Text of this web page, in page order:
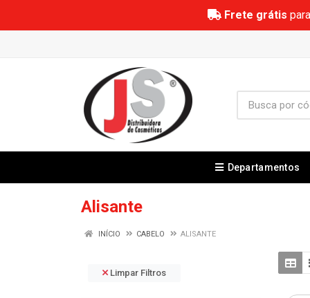
Frete grátis
Departamentos
Alisante
INÍCIO CABELO ALISANTE
Limpar Filtros